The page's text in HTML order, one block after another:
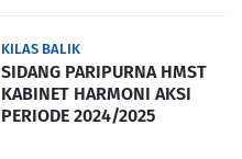
KILAS BALIK
SIDANG PARIPURNA HMST
KABINET HARMONI AKSI
PERIODE 2024/2025